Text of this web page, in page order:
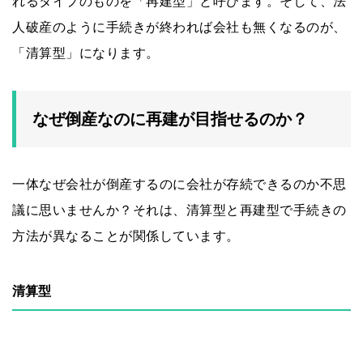
人破産のように手続きが終われば会社も無くなるのが、
「清算型」になります。
なぜ倒産なのに再建が目指せるのか？
一体なぜ会社が倒産するのに会社が存続できるのか不思
議に思いませんか？それは、清算型と再建型で手続きの
方法が異なることが関係しています。
清算型